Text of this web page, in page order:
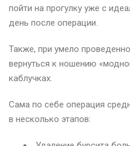
пойти на прогулку уже с
день после операции.
Также, при умело
вернуться к ношению
каблучках.
Сама по себе операция
в несколько этапов: